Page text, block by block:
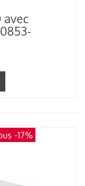
avec
-17%